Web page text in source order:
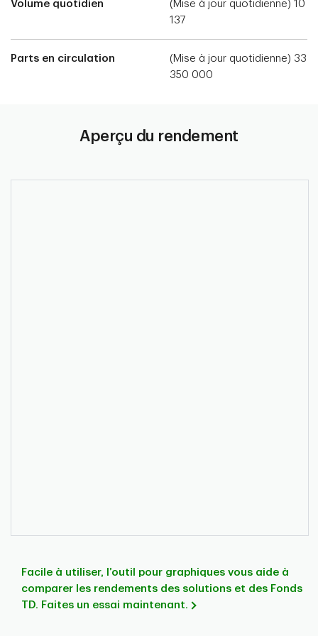
Volume quotidien
(Mise à jour quotidienne) 10
137
Parts en circulation
(Mise à jour quotidienne) 33
350 000
Aperçu du rendement
Facile à utiliser, l’outil pour graphiques vous aide à
comparer les rendements des solutions et des Fonds
TD. Faites un essai maintenant.